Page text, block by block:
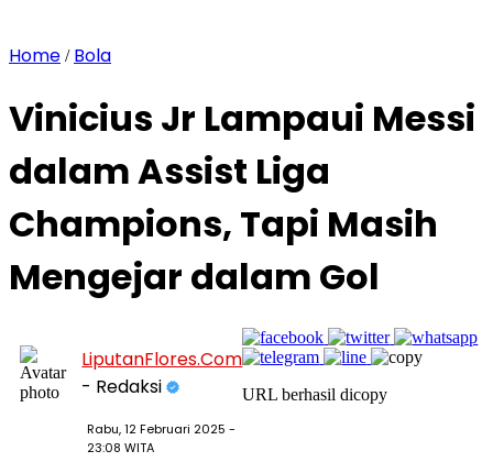
Home / Bola
Vinicius Jr Lampaui Messi
dalam Assist Liga
Champions, Tapi Masih
Mengejar dalam Gol
LiputanFlores.Com
- Redaksi
Rabu, 12 Februari 2025 -
23:08 WITA
URL berhasil dicopy